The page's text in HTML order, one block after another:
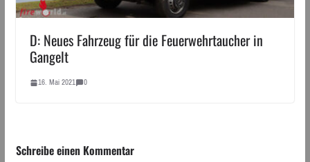
D: Neues Fahrzeug für die Feuerwehrtaucher in
Gangelt
16. Mai 2021 0
Schreibe einen Kommentar